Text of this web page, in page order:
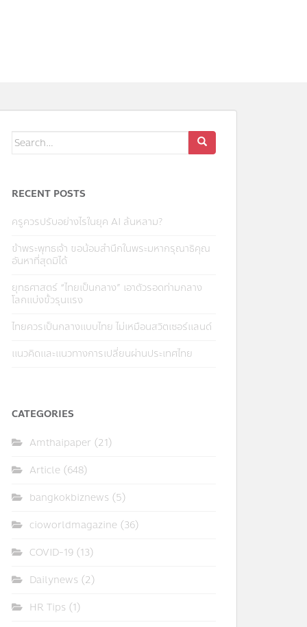
Search
for:
RECENT POSTS
ครูควรปรับอย่างไรในยุค AI ล้นหลาม?
ข้าพระพุทธเจ้า ขอน้อมสำนึกในพระมหากรุณาธิคุณ
อันหาที่สุดมิได้
ยุทธศาสตร์ “ไทยเป็นกลาง” เอาตัวรอดท่ามกลาง
โลกแบ่งขั้วรุนแรง
ไทยควรเป็นกลางแบบไทย ไม่เหมือนสวิตเซอร์แลนด์
แนวคิดและแนวทางการเปลี่ยนผ่านประเทศไทย
CATEGORIES
Amthaipaper (21)
Article (648)
bangkokbiznews (5)
cioworldmagazine (36)
COVID-19 (13)
Dailynews (2)
HR Tips (1)